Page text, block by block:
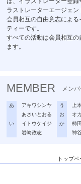
ラストレーターエージェン
会員相互の自由意志によ
ティーです。
すべての活動は会員相互
ます。
MEMBER メンバ
あ
アキワシンヤ
あさいとおる
い
イトウケイジ
岩崎政志
う
上
お
オ
か
柿
神
トップペ